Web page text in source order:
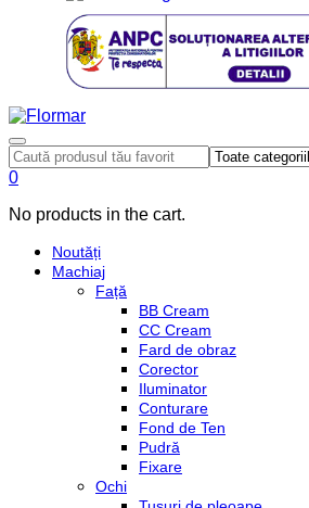
0
No products in the cart.
Noutăți
Machiaj
Față
BB Cream
CC Cream
Fard de obraz
Corector
Iluminator
Conturare
Fond de Ten
Pudră
Fixare
Ochi